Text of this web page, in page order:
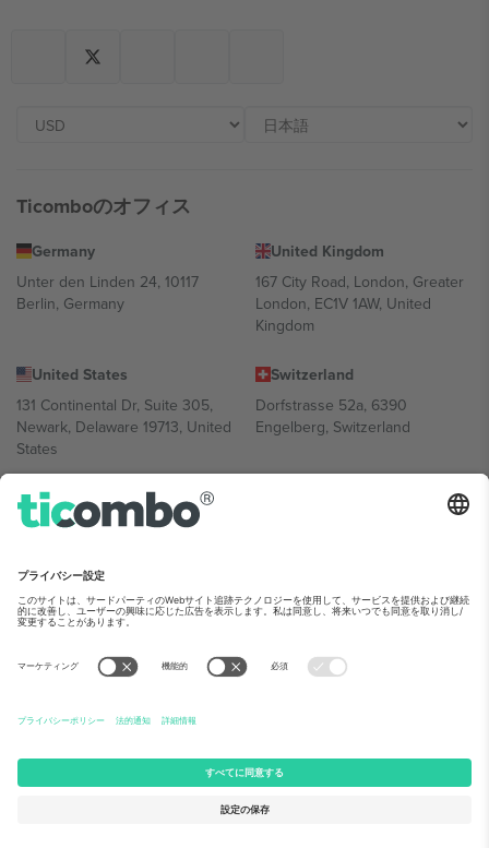
Ticomboのオフィス
Germany
Unter den Linden 24, 10117
Berlin, Germany
United Kingdom
167 City Road, London, Greater
London, EC1V 1AW, United
Kingdom
United States
131 Continental Dr, Suite 305,
Newark, Delaware 19713, United
States
Switzerland
Dorfstrasse 52a, 6390
Engelberg, Switzerland
Bulgaria
Regus Sofia City West, bul
Bulgaria
Mexico
Av Chapultepec 360, Roma
Norte, Cuauhtémoc, 06700
Mexico
Platform provider legal entity might vary depending on location,
event and/or domain.詳細は各イベントページをご確認ください。,
© 2026 Ticombo. 無断転載を禁じます.